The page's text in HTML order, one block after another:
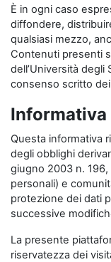
È in ogni caso
diffondere,
qualsiasi mezzo,
Contenuti presenti
dell’Università
consenso scritto
Questa informativa
degli obblighi
giugno 2003 n.
personali) e
protezione dei dati
successive
La presente
riservatezza dei